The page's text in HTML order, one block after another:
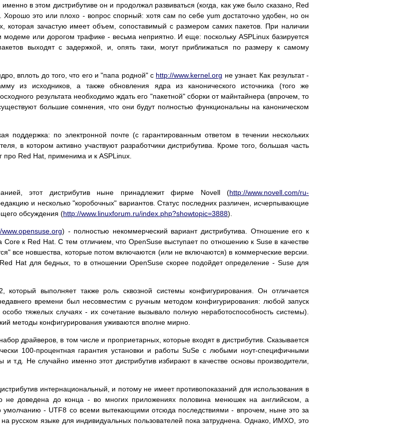
в этом дистрибутиве он и продолжал развиваться (когда, как уже было сказано, Red
Хорошо это или плохо - вопрос спорный: хотя сам по себе yum достаточно удобен, но он
зачастую имеет объем, сопоставимый с размером самих пакетов. При наличии
или дорогом трафике - весьма неприятно. И еще: поскольку ASPLinux базируется
выходят с задержкой, и, опять таки, могут приближаться по размеру к самому
вплоть до того, что его и "папа родной" с http://www.kernel.org не узнает. Как результат -
из исходников, а также обновления ядра из канонического источника (того же
результата необходимо ждать его "пакетной" сборки от майнтайнера (впрочем, то
большие сомнения, что они будут полностью функциональны на каноническом
поддержка: по электронной почте (с гарантированным ответом в течении нескольких
в котором активно участвуют разработчики дистрибутива. Кроме того, большая часть
про Red Hat, применима и к ASPLinux.
этот дистрибутив ныне принадлежит фирме Novell (http://www.novell.com/ru-
и несколько "коробочных" вариантов. Статус последних различен, исчерпывающие
обсуждения (http://www.linuxforum.ru/index.php?showtopic=3888).
www.opensuse.org) - полностью некоммерческий вариант дистрибутива. Отношение его к
к Red Hat. С тем отличием, что OpenSuse выступает по отношению к Suse в качестве
все новшества, которые потом включаются (или не включаются) в коммерческие версии.
Hat для бедных, то в отношении OpenSuse скорее подойдет определение - Suse для
который выполняет также роль сквозной системы конфигурирования. Он отличается
времени был несовместим с ручным методом конфигурирования: любой запуск
тяжелых случаях - их сочетание вызывало полную неработоспособность системы).
методы конфигурирования уживаются вполне мирно.
драйверов, в том числе и проприетарных, которые входят в дистрибутив. Сказывается
100-процентная гарантия установки и работы SuSe с любыми ноут-специфичными
т.д. Не случайно именно этот дистрибутив избирают в качестве основы производители,
интернациональный, и потому не имеет противопоказаний для использования в
не доведена до конца - во многих приложениях половина менюшек на английском, а
умолчанию - UTF8 со всеми вытекающими отсюда последствиями - впрочем, ныне это за
русском языке для индивидуальных пользователей пока затруднена. Однако, ИМХО, это